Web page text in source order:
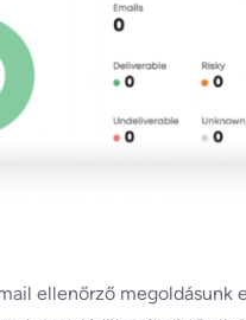
ellenőrző megoldásunk